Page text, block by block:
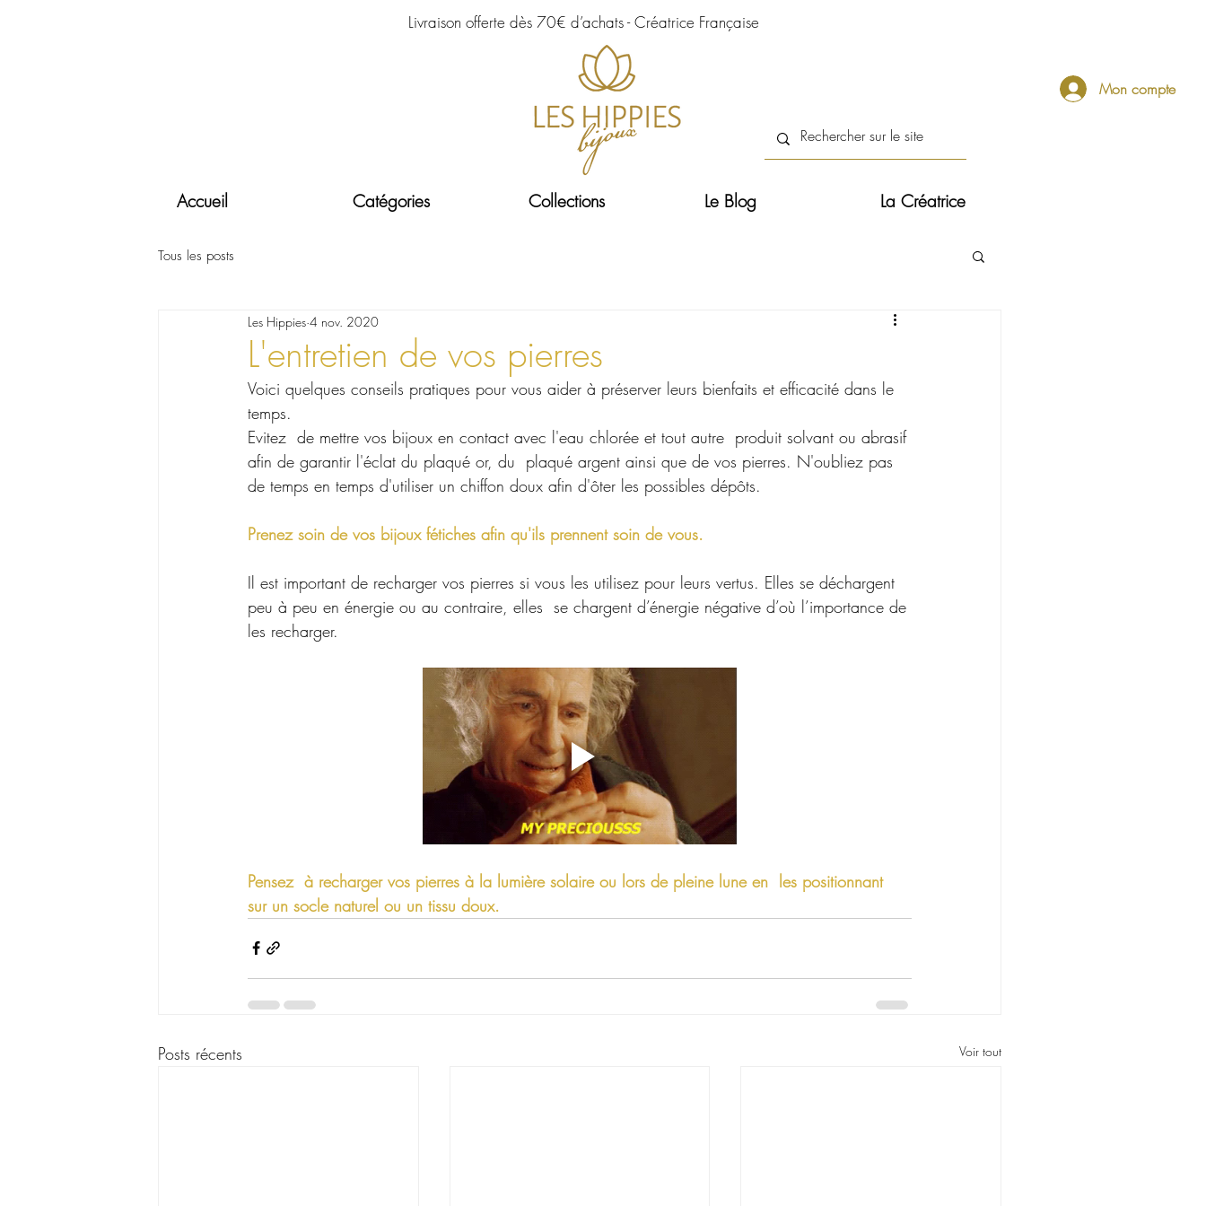
Livraison offerte dès 70€ d’achats - Créatrice Française
Mon compte
Accueil Catégories Collections Le Blog La Créatrice
Tous les posts
L'entretien de vos pierres
Les Hippies 4 nov. 2020
Voici quelques conseils pratiques pour vous aider à préserver leurs bienfaits et efficacité dans le
temps.
Evitez  de mettre vos bijoux en contact avec l'eau chlorée et tout autre  produit solvant ou abrasif
afin de garantir l'éclat du plaqué or, du  plaqué argent ainsi que de vos pierres. N'oubliez pas
de temps en temps d'utiliser un chiffon doux afin d'ôter les possibles dépôts.
Prenez soin de vos bijoux fétiches afin qu'ils prennent soin de vous.
Il est important de recharger vos pierres si vous les utilisez pour leurs vertus. Elles se déchargent
peu à peu en énergie ou au contraire, elles  se chargent d’énergie négative d’où l’importance de
les recharger.
Pensez  à recharger vos pierres à la lumière solaire ou lors de pleine lune en  les positionnant
sur un socle naturel ou un tissu doux.
Posts récents Voir tout